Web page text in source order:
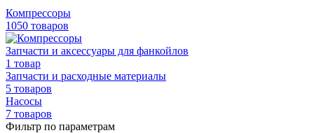
Компрессоры
1050 товаров
Запчасти и аксессуары для фанкойлов
1 товар
Запчасти и расходные материалы
5 товаров
Насосы
7 товаров
Фильтр по параметрам